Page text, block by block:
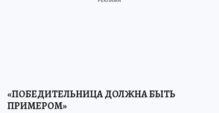
«ПОБЕДИТЕЛЬНИЦА ДОЛЖНА БЫТЬ
ПРИМЕРОМ»